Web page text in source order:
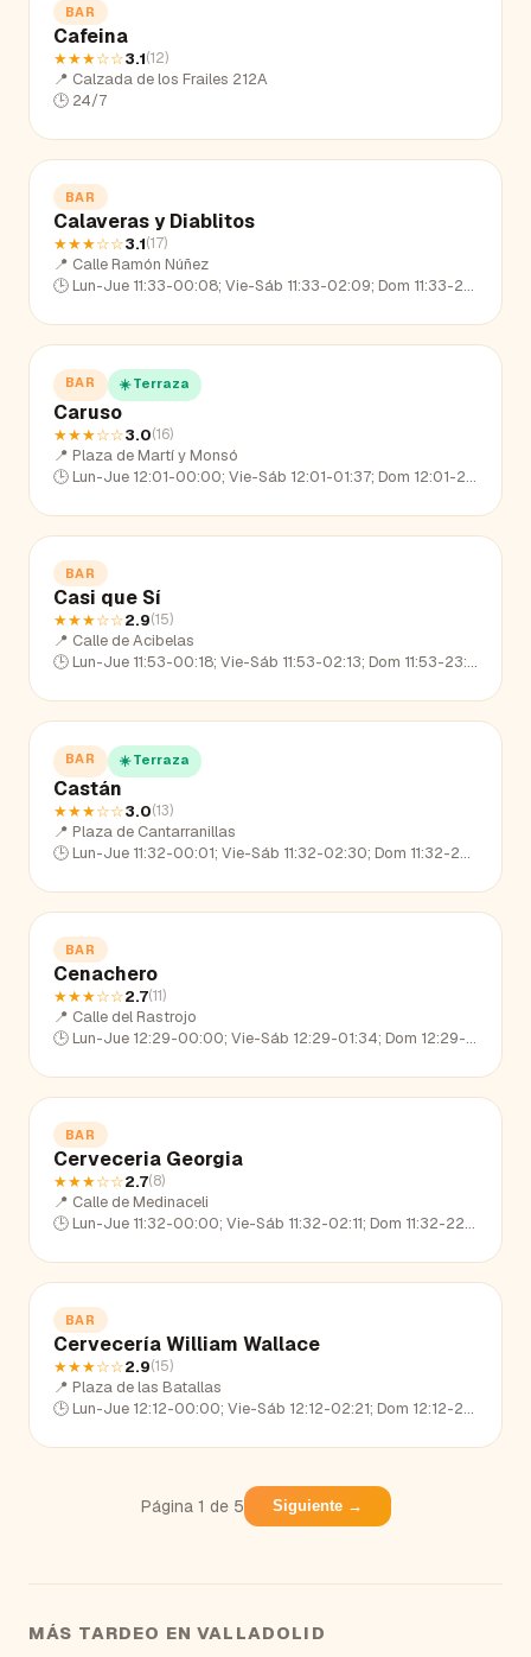
BAR
Cafeina
★★★☆☆3.1(12)
📍 Calzada de los Frailes 212A
🕒 24/7
BAR
Calaveras y Diablitos
★★★☆☆3.1(17)
📍 Calle Ramón Núñez
🕒 Lun-Jue 11:33-00:08; Vie-Sáb 11:33-02:09; Dom 11:33-22:34
BAR ☀️ Terraza
Caruso
★★★☆☆3.0(16)
📍 Plaza de Martí y Monsó
🕒 Lun-Jue 12:01-00:00; Vie-Sáb 12:01-01:37; Dom 12:01-23:09
BAR
Casi que Sí
★★★☆☆2.9(15)
📍 Calle de Acibelas
🕒 Lun-Jue 11:53-00:18; Vie-Sáb 11:53-02:13; Dom 11:53-23:19
BAR ☀️ Terraza
Castán
★★★☆☆3.0(13)
📍 Plaza de Cantarranillas
🕒 Lun-Jue 11:32-00:01; Vie-Sáb 11:32-02:30; Dom 11:32-22:46
BAR
Cenachero
★★★☆☆2.7(11)
📍 Calle del Rastrojo
🕒 Lun-Jue 12:29-00:00; Vie-Sáb 12:29-01:34; Dom 12:29-23:27
BAR
Cerveceria Georgia
★★★☆☆2.7(8)
📍 Calle de Medinaceli
🕒 Lun-Jue 11:32-00:00; Vie-Sáb 11:32-02:11; Dom 11:32-22:40
BAR
Cervecería William Wallace
★★★☆☆2.9(15)
📍 Plaza de las Batallas
🕒 Lun-Jue 12:12-00:00; Vie-Sáb 12:12-02:21; Dom 12:12-23:07
Página 1 de 5 Siguiente →
MÁS TARDEO ENVALLADOLID